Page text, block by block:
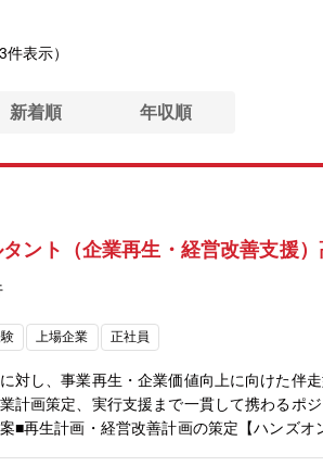
表示）
新着順 年収順
ント（企業再生・経営改善支援
上場企業 正社員
対し、事業再生・企業価値向上に向けた伴
計画策定、実行支援まで一貫して携わるポ
■再生計画・経営改善計画の策定【ハンズ